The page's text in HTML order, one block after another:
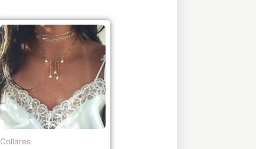
Collares